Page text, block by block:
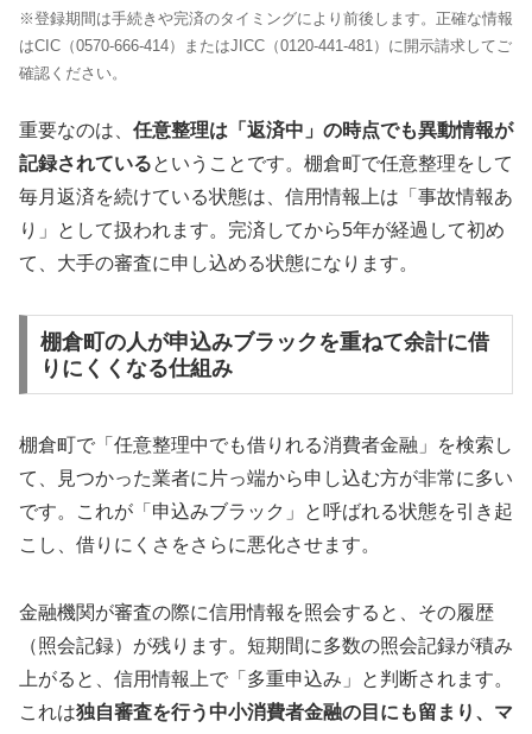
※登録期間は手続きや完済のタイミングにより前後します。正確な情報
はCIC（0570-666-414）またはJICC（0120-441-481）に開示請求してご
確認ください。
重要なのは、 任意整理は「返済中」の時点でも異動情報が
記録されているということです。棚倉町で任意整理をして
毎月返済を続けている状態は、信用情報上は「事故情報あ
り」として扱われます。完済してから5年が経過して初め
て、大手の審査に申し込める状態になります。
棚倉町の人が申込みブラックを重ねて余計に借
りにくくなる仕組み
棚倉町で「任意整理中でも借りれる消費者金融」を検索し
て、見つかった業者に片っ端から申し込む方が非常に多い
です。これが「申込みブラック」と呼ばれる状態を引き起
こし、借りにくさをさらに悪化させます。
金融機関が審査の際に信用情報を照会すると、その履歴
（照会記録）が残ります。短期間に多数の照会記録が積み
上がると、信用情報上で「多重申込み」と判断されます。
これは独自審査を行う中小消費者金融の目にも留まり、マ